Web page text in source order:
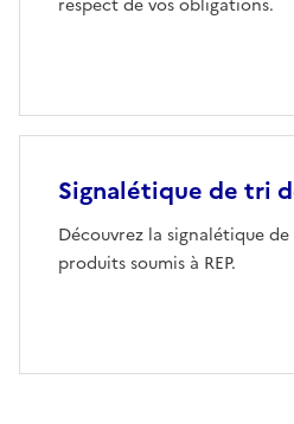
Signalétique de tri
Découvrez la signalétique
produits soumis à REP.